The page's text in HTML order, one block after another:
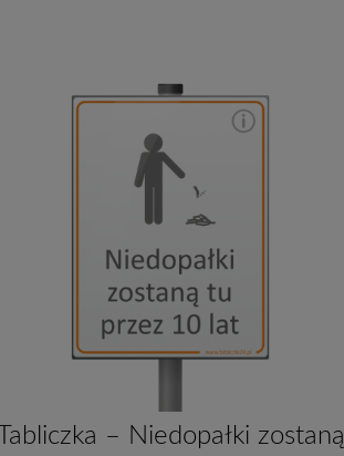
Tabliczka – Niedopałki zostaną